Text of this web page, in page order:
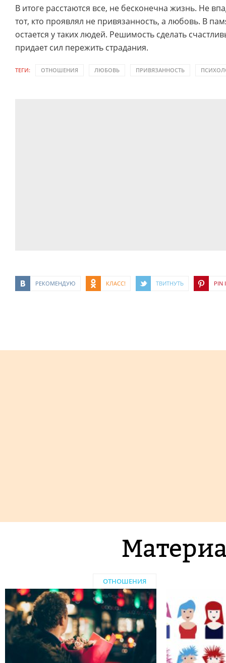
В итоге расстаются все, не бесконечна жизнь. Не
тот, кто проявлял не привязанность, а любовь. В
остается у таких людей. Решимость сделать
придает сил пережить страдания.
ТЕГИ: ОТНОШЕНИЯ ЛЮБОВЬ ПРИВЯЗАННОСТЬ
РЕКОМЕНДУЮ КЛАСС! ТВИТНУТЬ PIN
ОТНОШЕНИЯ